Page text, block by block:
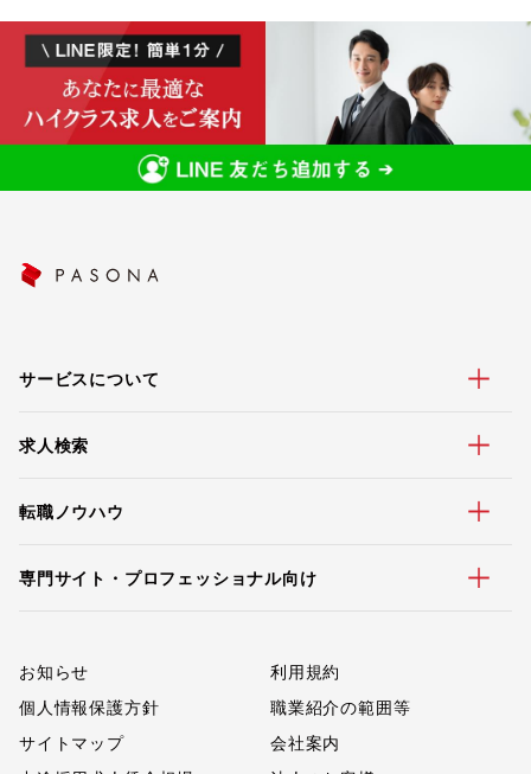
サービスについて
求人検索
転職ノウハウ
専門サイト・プロフェッショナル向け
お知らせ
利用規約
個人情報保護方針
職業紹介の範囲等
サイトマップ
会社案内